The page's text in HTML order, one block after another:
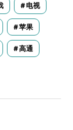
电视
苹果
高通